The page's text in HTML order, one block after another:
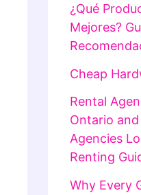
¿Qué
Mejores?
Cheap
Rental
Ontario
Agencies
Renting
Why Every